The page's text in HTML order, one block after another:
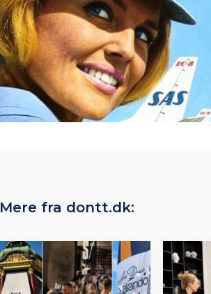
Mere fra dontt.dk: